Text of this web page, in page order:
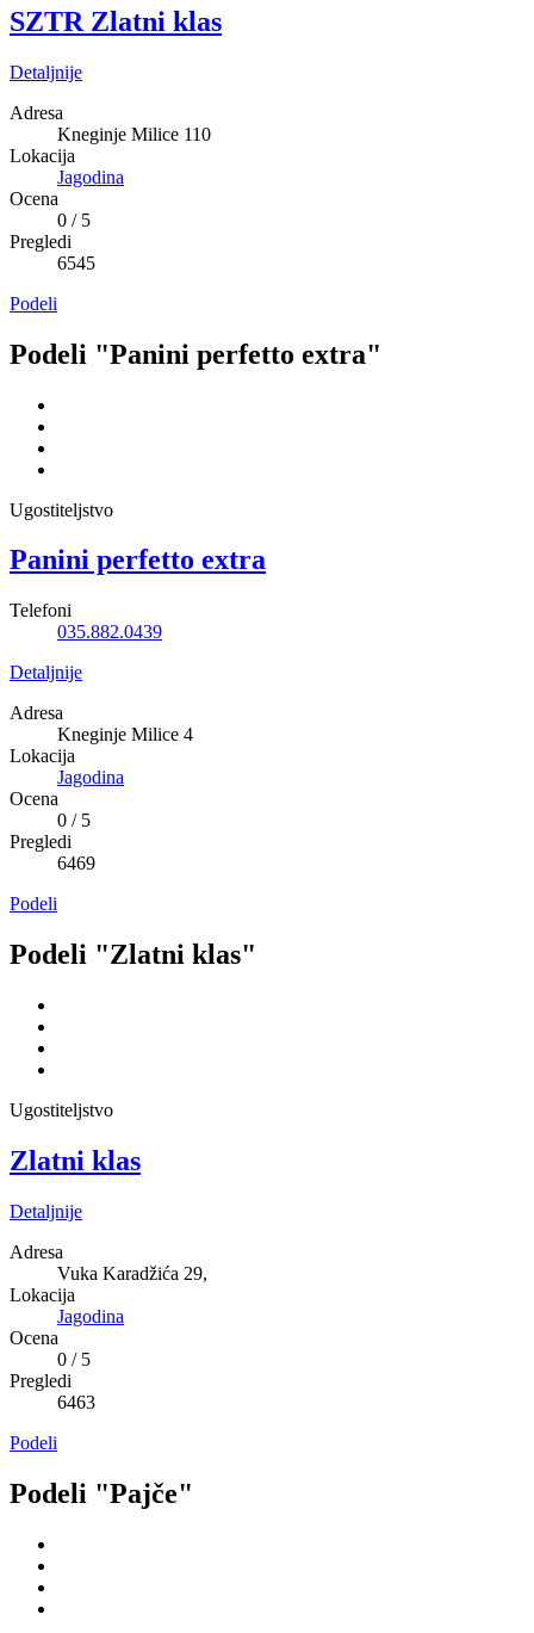
SZTR Zlatni klas
Detaljnije
Adresa
Kneginje Milice 110
Lokacija
Jagodina
Ocena
0 /5
Pregledi
6545
Podeli
Podeli "Panini perfetto extra"
Ugostiteljstvo
Panini perfetto extra
Telefoni
035.882.0439
Detaljnije
Adresa
Kneginje Milice 4
Lokacija
Jagodina
Ocena
0 /5
Pregledi
6469
Podeli
Podeli "Zlatni klas"
Ugostiteljstvo
Zlatni klas
Detaljnije
Adresa
Vuka Karadžića 29,
Lokacija
Jagodina
Ocena
0 /5
Pregledi
6463
Podeli
Podeli "Pajče"